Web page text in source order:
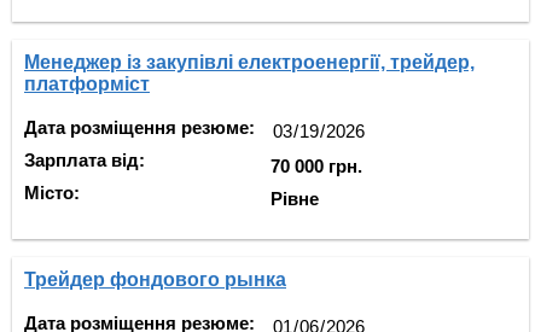
Менеджер із закупівлі електроенергії, трейдер,
платформіст
Дата розміщення резюме:
Зарплата від:
Місто:
70 000 грн.
Рівне
Трейдер фондового рынка
Дата розміщення резюме: